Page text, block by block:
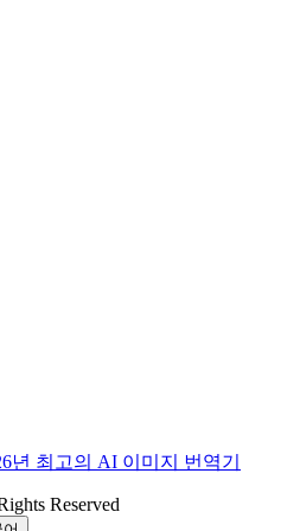
년 최고의 AI 이미지 번역기
Reserved